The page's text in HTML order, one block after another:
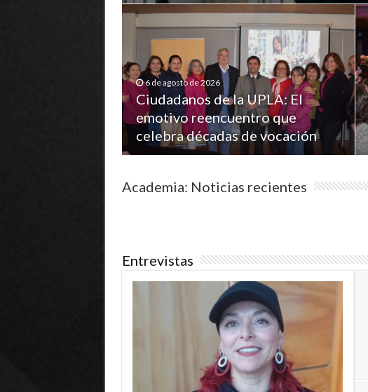
6 de agosto de 2026
Ciudadanos de la UPLA: El
emotivo reencuentro que
celebra décadas de vocación
Academia: Noticias recientes
Entrevistas